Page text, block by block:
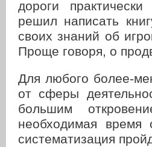
дороги
решил написать
своих знаний об
Проще говоря, о
Для любого более-
от сферы
большим
необходимая время
систематизация